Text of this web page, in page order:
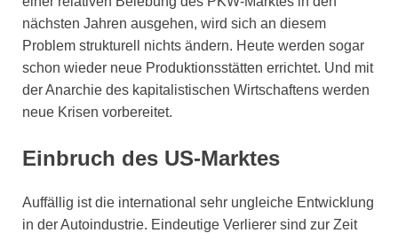
nächsten Jahren ausgehen, wird sich an diesem
Problem strukturell nichts ändern. Heute werden sogar
schon wieder neue Produktionsstätten errichtet. Und mit
der Anarchie des kapitalistischen Wirtschaftens werden
neue Krisen vorbereitet.
Einbruch des US-Marktes
Auffällig ist die international sehr ungleiche Entwicklung
in der Autoindustrie. Eindeutige Verlierer sind zur Zeit